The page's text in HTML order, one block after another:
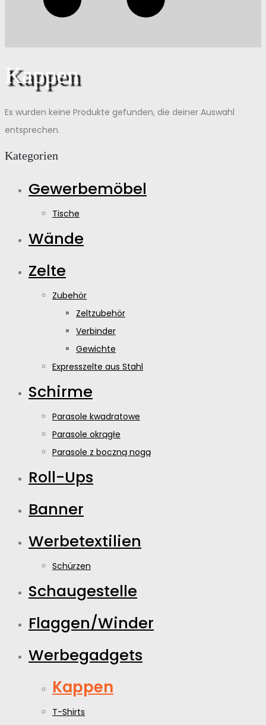
Kappen
Es wurden keine Produkte gefunden, die deiner Auswahl
entsprechen.
Kategorien
Gewerbemöbel
Tische
Wände
Zelte
Zubehör
Zeltzubehör
Verbinder
Gewichte
Expresszelte aus Stahl
Schirme
Parasole kwadratowe
Parasole okrągłe
Parasole z boczną nogą
Roll-Ups
Banner
Werbetextilien
Schürzen
Schaugestelle
Flaggen/Winder
Werbegadgets
Kappen
T-Shirts